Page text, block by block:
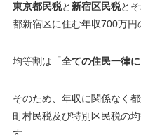
東京都民税と新宿区民税と
都新宿区に住む年収700万円
均等割は「全ての住民一律
そのため、年収に関係なく
町村民税及び特別区民税の